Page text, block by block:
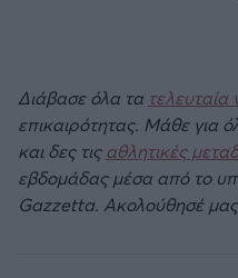
Διάβασε όλα τα τελευταία
επικαιρότητας. Μάθε για
και δες τιςαθλητικές
εβδομάδας μέσα από το
Gazzetta. Ακολούθησέ